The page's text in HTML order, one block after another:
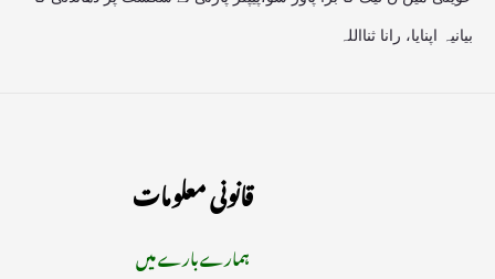
بیانیہ اپنایا، رانا ثنااللہ
قانونی معلومات
ہمارے بارے میں